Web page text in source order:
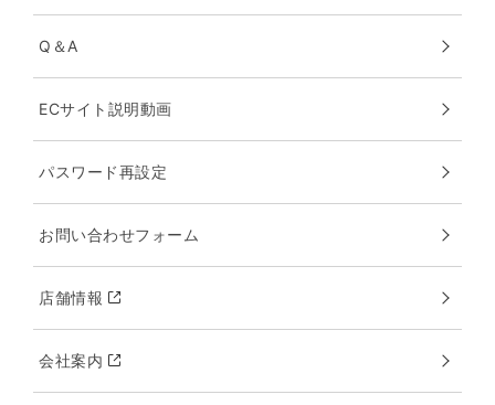
Q＆A
ECサイト説明動画
パスワード再設定
お問い合わせフォーム
店舗情報
会社案内